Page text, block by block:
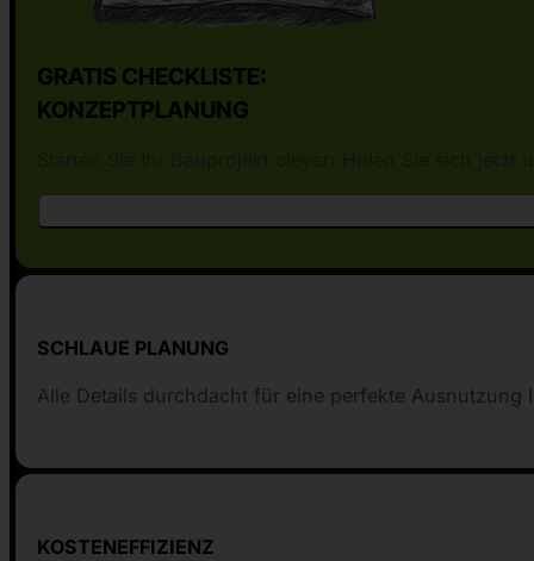
GRATIS CHECKLISTE:
KONZEPTPLANUNG
SCHLAUE PLANUNG
Alle Details durchdacht für eine perfekte Ausnutzung
KOSTENEFFIZIENZ